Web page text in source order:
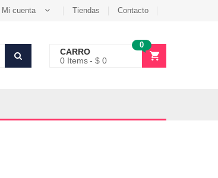
Mi cuenta Tiendas Contacto
CARRO
0
0 Items $ 0